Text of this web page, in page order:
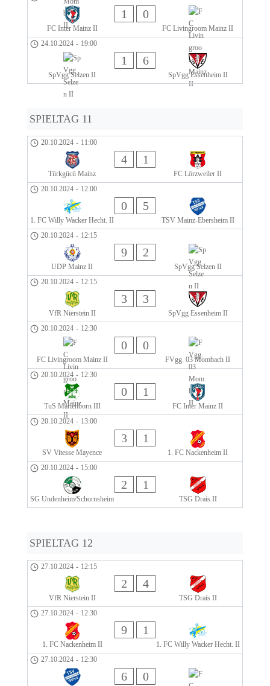
FC Inter Mainz II
1 0
FC Livingroom Mainz II
24.10.2024 - 19:00
SpVgg Selzen II
1 6
SpVgg Essenheim II
SPIELTAG 11
20.10.2024 - 11:00
Türkgücü Mainz
4 1
FC Lörzweiler II
20.10.2024 - 12:00
1. FC Willy Wacker Hecht. II
0 5
TSV Mainz-Ebersheim II
20.10.2024 - 12:15
UDP Mainz II
9 2
SpVgg Selzen II
20.10.2024 - 12:15
VfR Nierstein II
3 3
SpVgg Essenheim II
20.10.2024 - 12:30
FC Livingroom Mainz II
0 0
FVgg. 03 Mombach II
20.10.2024 - 12:30
TuS Marienborn III
0 1
FC Inter Mainz II
20.10.2024 - 13:00
SV Vitesse Mayence
3 1
1. FC Nackenheim II
20.10.2024 - 15:00
SG Undenheim/Schornsheim
2 1
TSG Drais II
SPIELTAG 12
27.10.2024 - 12:15
VfR Nierstein II
2 4
TSG Drais II
27.10.2024 - 12:30
1. FC Nackenheim II
9 1
1. FC Willy Wacker Hecht. II
27.10.2024 - 12:30
6 0